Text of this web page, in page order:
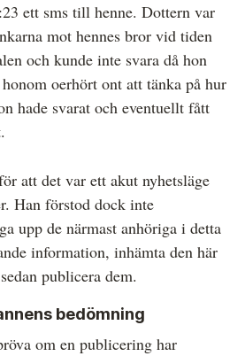
ett sms till henne. Dottern var
mot hennes bror vid tiden
och kunde inte svara då hon
oerhört ont att tänka på hur
hade svarat och eventuellt fått
att det var ett akut nyhetsläge
Han förstod dock inte
upp de närmast anhöriga i detta
information, inhämta den här
publicera dem.
bedömning
om en publicering har